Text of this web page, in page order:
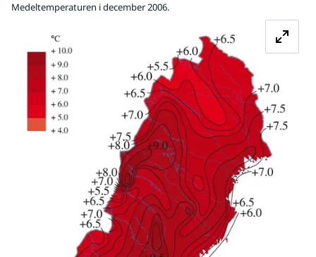
Medeltemperaturen i december 2006.